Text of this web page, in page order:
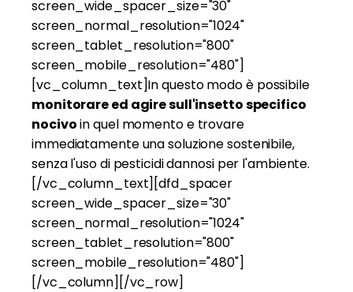
screen_wide_spacer_size="30"
screen_normal_resolution="1024"
screen_tablet_resolution="800"
screen_mobile_resolution="480"]
[vc_column_text]In questo modo è possibile
monitorare ed agire sull'insetto specifico
nocivoin quel momento e trovare
immediatamente una soluzione sostenibile,
senza l'uso di pesticidi dannosi per l'ambiente.
[/vc_column_text][dfd_spacer
screen_wide_spacer_size="30"
screen_normal_resolution="1024"
screen_tablet_resolution="800"
screen_mobile_resolution="480"]
[/vc_column][/vc_row]